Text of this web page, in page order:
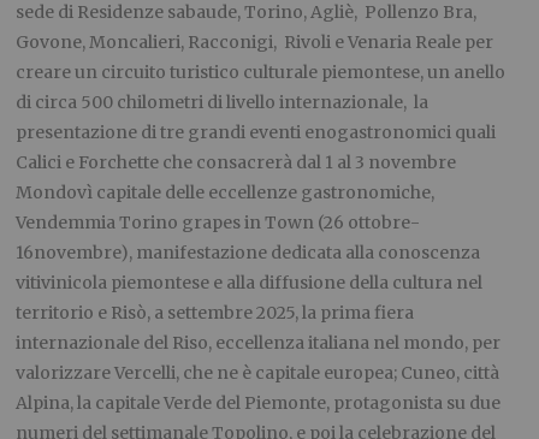
sede di Residenze sabaude, Torino, Agliè, Pollenzo Bra,
Govone, Moncalieri, Racconigi, Rivoli e Venaria Reale per
creare un circuito turistico culturale piemontese, un anello
di circa 500 chilometri di livello internazionale, la
presentazione di tre grandi eventi enogastronomici quali
Calici e Forchette che consacrerà dal 1 al 3 novembre
Mondovì capitale delle eccellenze gastronomiche,
Vendemmia Torino grapes in Town (26 ottobre-
16novembre), manifestazione dedicata alla conoscenza
vitivinicola piemontese e alla diffusione della cultura nel
territorio e Risò, a settembre 2025, la prima fiera
internazionale del Riso, eccellenza italiana nel mondo, per
valorizzare Vercelli, che ne è capitale europea; Cuneo, città
Alpina, la capitale Verde del Piemonte, protagonista su due
numeri del settimanale Topolino, e poi la celebrazione del